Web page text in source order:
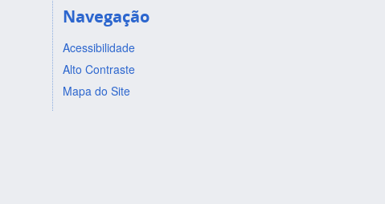
Navegação
Acessibilidade
Alto Contraste
Mapa do Site